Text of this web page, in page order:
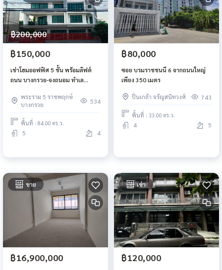
฿200,000
฿150,000
เช่าโฮมออฟฟิศ 5 ชั้น พร้อมลิฟต์
ถนน บางกรวย-จงถนอม ทำเล
พระราม 5 ราชพฤกษ์
บางกรวย
534
พื้นที่ : 84.00 ตร.ว.
5 4
฿80,000
ซอย บรมราชชนนี 6 จากถนนใหญ่
เพียง 350 เมตร
ปิ่นเกล้า จรัญสนิทวงศ์ 743
พื้นที่ : 33.00 ตร.ว.
4 5
ขาย
฿16,900,000
เช่า
฿120,000